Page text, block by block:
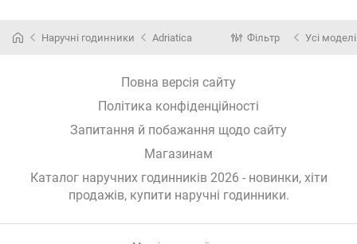
Наручні годинники Adriatica Фільтр Усі моделі
Повна версія сайту
Політика конфіденційності
Запитання й побажання щодо сайту
Магазинам
Каталог наручних годинників 2026 - новинки, хіти
продажів, купити наручні годинники.